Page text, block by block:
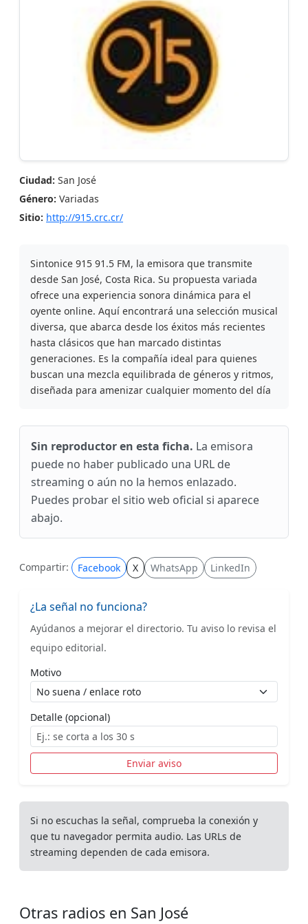
Ciudad: San José
Género: Variadas
Sitio: http://915.crc.cr/
Sintonice 915 91.5 FM, la emisora que transmite
desde San José, Costa Rica. Su propuesta variada
ofrece una experiencia sonora dinámica para el
oyente online. Aquí encontrará una selección musical
diversa, que abarca desde los éxitos más recientes
hasta clásicos que han marcado distintas
generaciones. Es la compañía ideal para quienes
buscan una mezcla equilibrada de géneros y ritmos,
diseñada para amenizar cualquier momento del día
Sin reproductor en esta ficha. La emisora
puede no haber publicado una URL de
streaming o aún no la hemos enlazado.
Puedes probar el sitio web oficial si aparece
abajo.
Compartir: Facebook X WhatsApp LinkedIn
¿La señal no funciona?
Ayúdanos a mejorar el directorio. Tu aviso lo revisa el
equipo editorial.
Motivo
Detalle (opcional)
Enviar aviso
Si no escuchas la señal, comprueba la conexión y
que tu navegador permita audio. Las URLs de
streaming dependen de cada emisora.
Otras radios en San José